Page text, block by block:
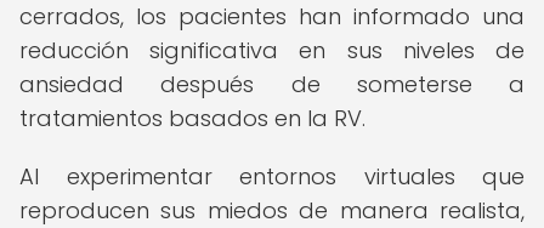
cerrados, los pacientes han informado una
reducción significativa en sus niveles de
ansiedad después de someterse a
tratamientos basados en la RV.
Al experimentar entornos virtuales que
reproducen sus miedos de manera realista,